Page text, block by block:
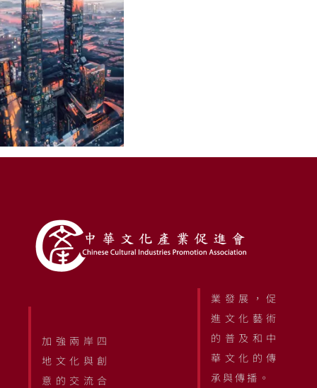
加強兩岸四
地文化與創
意的交流合
業發展，促
進文化藝術
的普及和中
華文化的傳
承與傳播。